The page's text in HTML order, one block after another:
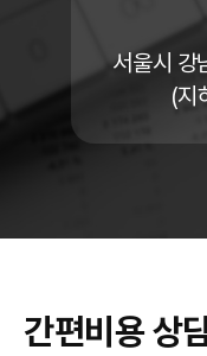
서울시 강
(지
간편비용 상